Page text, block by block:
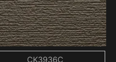
CK3936C